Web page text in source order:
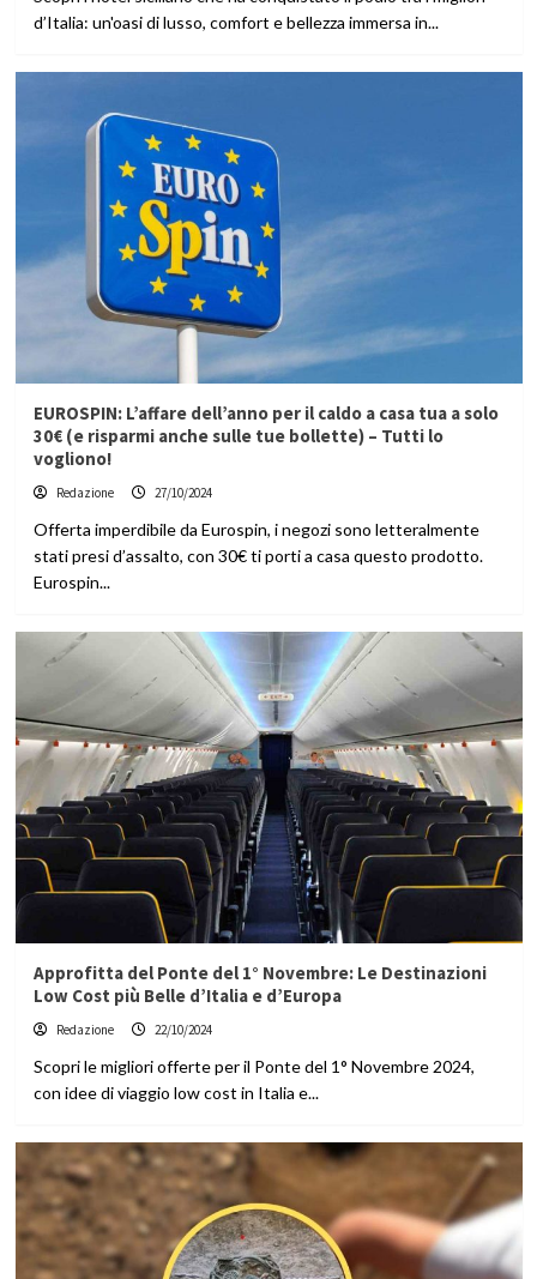
d’Italia: un'oasi di lusso, comfort e bellezza immersa in...
EUROSPIN: L’affare dell’anno per il caldo a casa tua a solo
30€ (e risparmi anche sulle tue bollette) – Tutti lo
vogliono!
Redazione 27/10/2024
Offerta imperdibile da Eurospin, i negozi sono letteralmente
stati presi d’assalto, con 30€ ti porti a casa questo prodotto.
Eurospin...
Approfitta del Ponte del 1° Novembre: Le Destinazioni
Low Cost più Belle d’Italia e d’Europa
Redazione 22/10/2024
Scopri le migliori offerte per il Ponte del 1° Novembre 2024,
con idee di viaggio low cost in Italia e...